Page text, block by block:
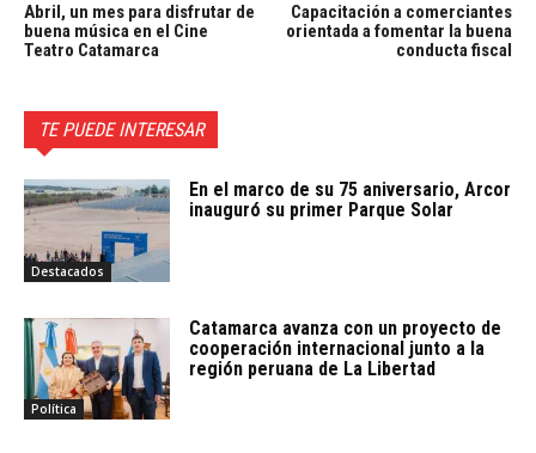
Abril, un mes para disfrutar de
buena música en el Cine
Teatro Catamarca
Capacitación a comerciantes
orientada a fomentar la buena
conducta fiscal
TE PUEDE INTERESAR
Destacados
En el marco de su 75 aniversario, Arcor
inauguró su primer Parque Solar
Política
Catamarca avanza con un proyecto de
cooperación internacional junto a la
región peruana de La Libertad